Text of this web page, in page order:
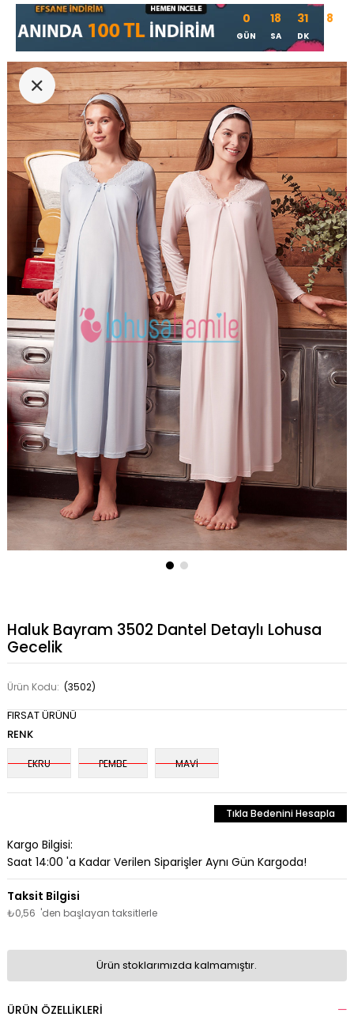
0
GÜN
18
SA
31
DK
8
Haluk Bayram 3502 Dantel Detaylı Lohusa
Gecelik
Ürün Kodu: (3502)
FIRSAT ÜRÜNÜ
RENK
EKRU PEMBE MAVİ
Tıkla Bedenini Hesapla
Kargo Bilgisi:
Saat 14:00 'a Kadar Verilen Siparişler Aynı Gün Kargoda!
₺0,56 'den başlayan taksitlerle
Ürün stoklarımızda kalmamıştır.
ÜRÜN ÖZELLIKLERI